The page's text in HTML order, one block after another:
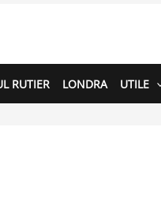
RUTIER LONDRA UTILE